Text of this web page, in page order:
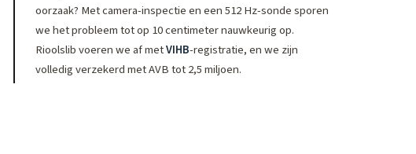
oorzaak? Met camera-inspectie en een 512 Hz-sonde sporen
we het probleem tot op 10 centimeter nauwkeurig op.
Rioolslib voeren we af metVIHB-registratie, en we zijn
volledig verzekerd met AVB tot 2,5 miljoen.